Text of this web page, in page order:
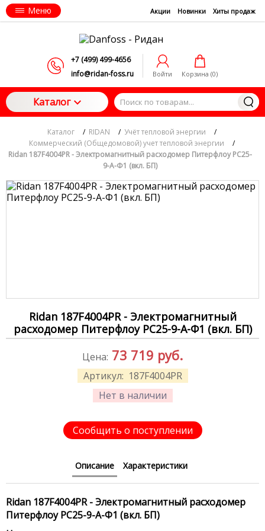
Меню Акции Новинки Хиты продаж
+7 (499) 499-4656
info@ridan-foss.ru
Войти Корзина (0)
Каталог
Каталог / RIDAN / Учёт тепловой энергии
/
Коммерческий (Общедомовой) учет тепловой энергии
/
Ridan 187F4004PR - Электромагнитный расходомер Питерфлоу РС25-
9-А-Ф1 (вкл. БП)
Ridan 187F4004PR - Электромагнитный
расходомер Питерфлоу РС25-9-А-Ф1 (вкл. БП)
Артикул: 187F4004PR
Нет в наличии
Цена: 73 719 руб.
Сообщить о поступлении
Описание Характеристики
Ridan 187F4004PR - Электромагнитный расходомер
Питерфлоу РС25-9-А-Ф1 (вкл. БП)